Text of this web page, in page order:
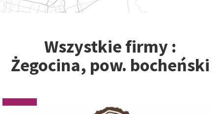
Wszystkie firmy :
Żegocina, pow. bocheński